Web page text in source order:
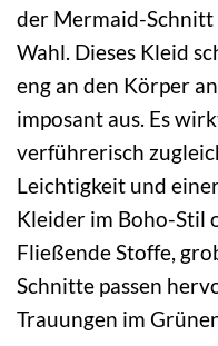
der Mermaid-
Wahl. Dieses Kleid
eng an den Körper
imposant aus. Es
verführerisch
Leichtigkeit und
Kleider im Boho-Stil
Fließende Stoffe,
Schnitte passen
Trauungen im